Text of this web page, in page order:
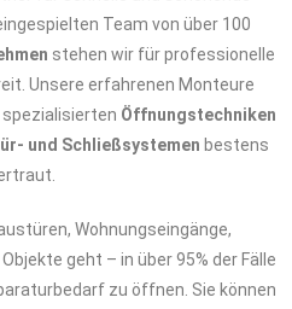
Team von über 100
stehen wir für professionelle
Unsere erfahrenen Monteure
spezialisierten Öffnungstechniken
und Schließsystemen bestens
Wohnungseingänge,
geht – in über 95% der Fälle
zu öffnen. Sie können